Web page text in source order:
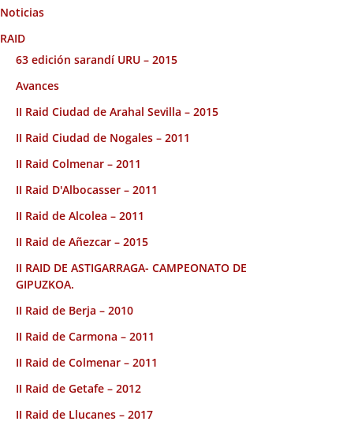
Noticias
RAID
63 edición sarandí URU – 2015
Avances
II Raid Ciudad de Arahal Sevilla – 2015
II Raid Ciudad de Nogales – 2011
II Raid Colmenar – 2011
II Raid D'Albocasser – 2011
II Raid de Alcolea – 2011
II Raid de Añezcar – 2015
II RAID DE ASTIGARRAGA- CAMPEONATO DE
GIPUZKOA.
II Raid de Berja – 2010
II Raid de Carmona – 2011
II Raid de Colmenar – 2011
II Raid de Getafe – 2012
II Raid de Llucanes – 2017